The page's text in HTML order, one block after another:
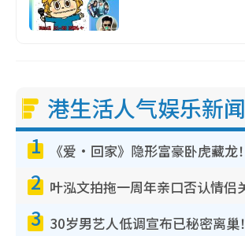
港生活人气娱乐新闻
1
2
3